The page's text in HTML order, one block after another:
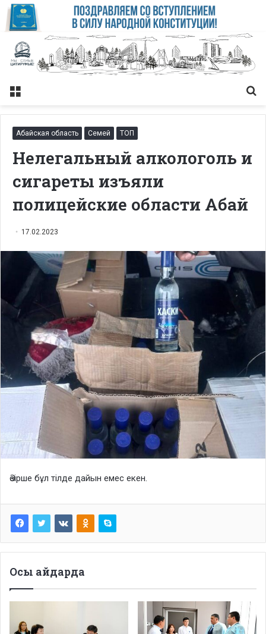
Меню
Абайская область Семей ТОП
Нелегальный алкологоль и
сигареты изъяли
полицейские области Абай
17.02.2023
Әзірше бұл тілде дайын емес екен.
Осы айдарда